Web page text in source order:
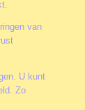
van
U kunt
Zo